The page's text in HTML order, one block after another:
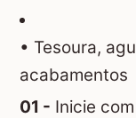
• Tesoura,
acabamentos
01 - Inicie